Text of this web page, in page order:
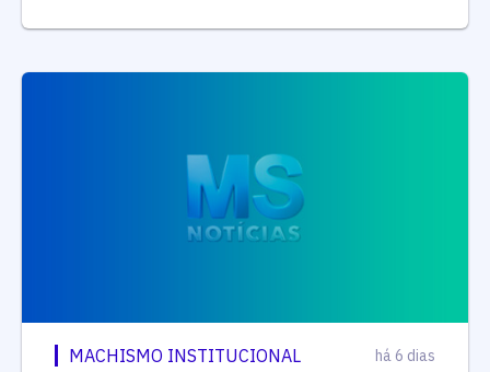
MACHISMO INSTITUCIONAL há 6 dias